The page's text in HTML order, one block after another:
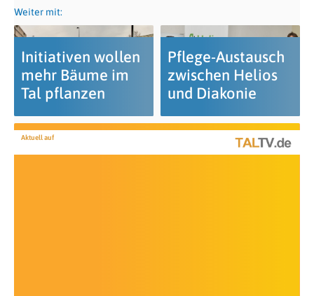
Weiter mit:
Initiativen wollen
mehr Bäume im
Tal pflanzen
Pflege-Austausch
zwischen Helios
und Diakonie
Aktuell auf